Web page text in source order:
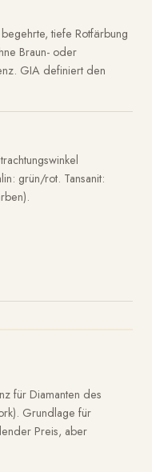
tiefe Rotfärbung
Braun- oder
GIA definiert den
grün/rot. Tansanit:
für Diamanten des
Grundlage für
Preis, aber